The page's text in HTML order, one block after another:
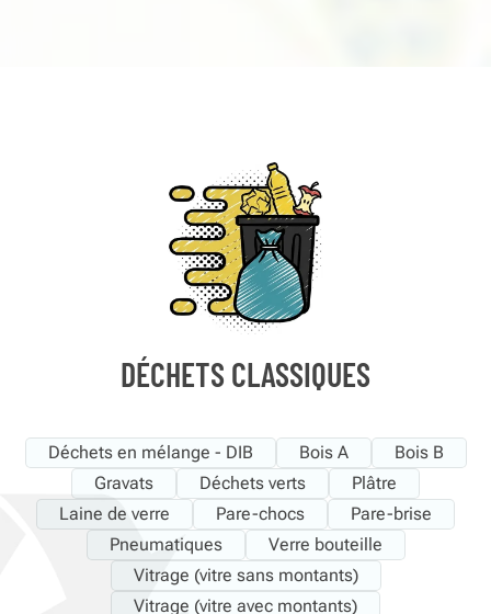
DÉCHETS CLASSIQUES
Déchets en mélange - DIB Bois A
Bois B
Gravats
Déchets verts
Plâtre
Laine de verre
Pare-chocs
Pare-brise
Pneumatiques
Verre bouteille
Vitrage (vitre sans montants)
Vitrage (vitre avec montants)